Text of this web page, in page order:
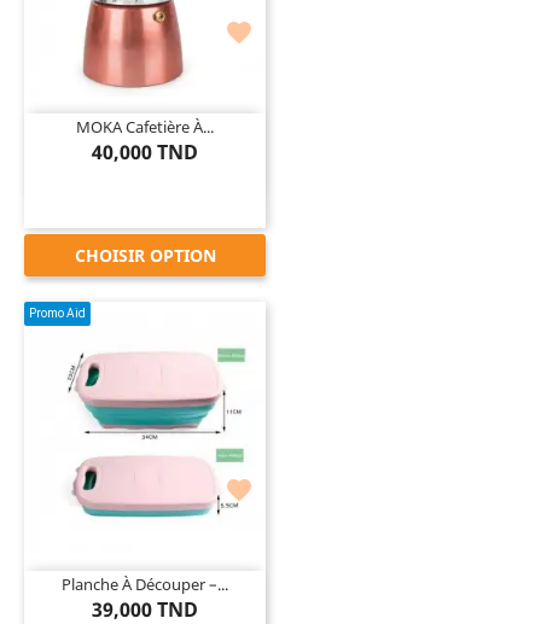

MOKA Cafetière À...
40,000 TND
CHOISIR OPTION

Promo Aid
Planche À Découper –...
39,000 TND